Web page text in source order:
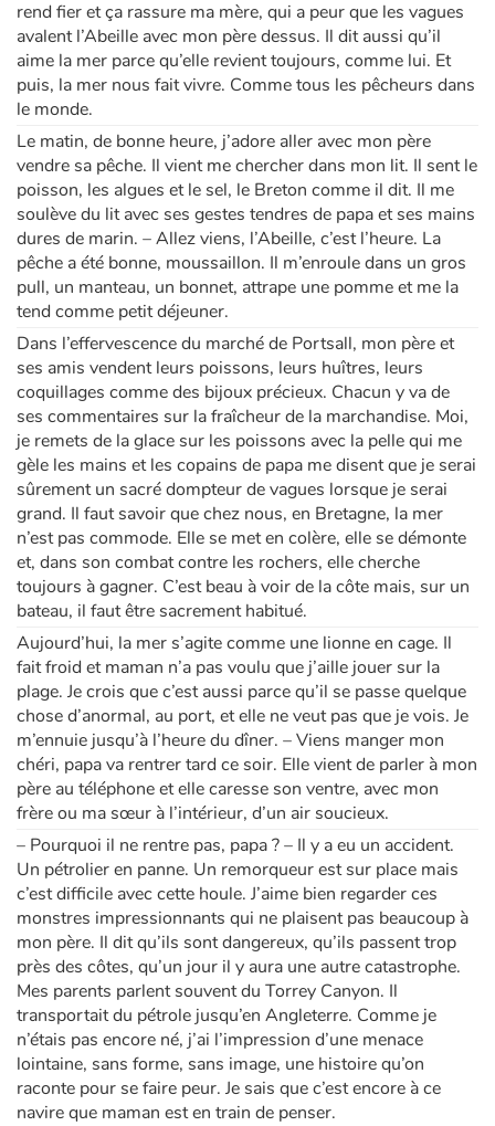
rend fier et ça rassure ma mère, qui a peur que les vagues
avalent l’Abeille avec mon père dessus. Il dit aussi qu’il
aime la mer parce qu’elle revient toujours, comme lui. Et
puis, la mer nous fait vivre. Comme tous les pêcheurs dans
le monde.
Le matin, de bonne heure, j’adore aller avec mon père
vendre sa pêche. Il vient me chercher dans mon lit. Il sent le
poisson, les algues et le sel, le Breton comme il dit. Il me
soulève du lit avec ses gestes tendres de papa et ses mains
dures de marin. – Allez viens, l’Abeille, c’est l’heure. La
pêche a été bonne, moussaillon. Il m’enroule dans un gros
pull, un manteau, un bonnet, attrape une pomme et me la
tend comme petit déjeuner.
Dans l’effervescence du marché de Portsall, mon père et
ses amis vendent leurs poissons, leurs huîtres, leurs
coquillages comme des bijoux précieux. Chacun y va de
ses commentaires sur la fraîcheur de la marchandise. Moi,
je remets de la glace sur les poissons avec la pelle qui me
gèle les mains et les copains de papa me disent que je serai
sûrement un sacré dompteur de vagues lorsque je serai
grand. Il faut savoir que chez nous, en Bretagne, la mer
n’est pas commode. Elle se met en colère, elle se démonte
et, dans son combat contre les rochers, elle cherche
toujours à gagner. C’est beau à voir de la côte mais, sur un
bateau, il faut être sacrement habitué.
Aujourd’hui, la mer s’agite comme une lionne en cage. Il
fait froid et maman n’a pas voulu que j’aille jouer sur la
plage. Je crois que c’est aussi parce qu’il se passe quelque
chose d’anormal, au port, et elle ne veut pas que je vois. Je
m’ennuie jusqu’à l’heure du dîner. – Viens manger mon
chéri, papa va rentrer tard ce soir. Elle vient de parler à mon
père au téléphone et elle caresse son ventre, avec mon
frère ou ma sœur à l’intérieur, d’un air soucieux.
– Pourquoi il ne rentre pas, papa ? – Il y a eu un accident.
Un pétrolier en panne. Un remorqueur est sur place mais
c’est difficile avec cette houle. J’aime bien regarder ces
monstres impressionnants qui ne plaisent pas beaucoup à
mon père. Il dit qu’ils sont dangereux, qu’ils passent trop
près des côtes, qu’un jour il y aura une autre catastrophe.
Mes parents parlent souvent du Torrey Canyon. Il
transportait du pétrole jusqu’en Angleterre. Comme je
n’étais pas encore né, j’ai l’impression d’une menace
lointaine, sans forme, sans image, une histoire qu’on
raconte pour se faire peur. Je sais que c’est encore à ce
navire que maman est en train de penser.